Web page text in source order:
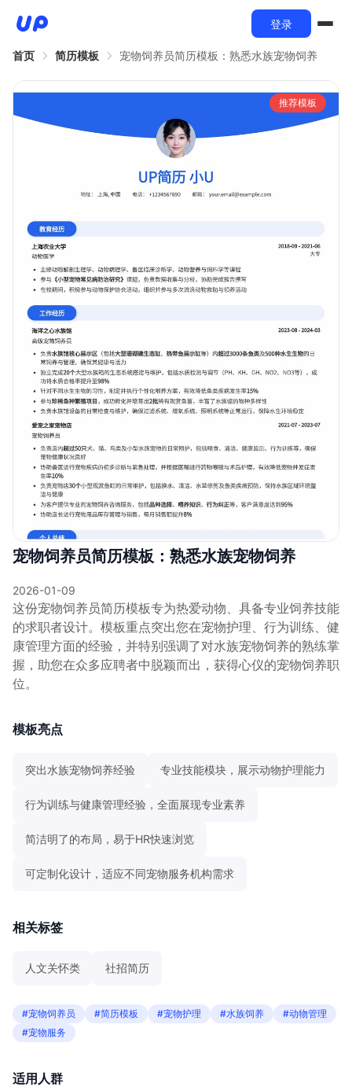
登录
首页 简历模板 宠物饲养员简历模板：熟悉水族宠物饲养
推荐模板
宠物饲养员简历模板：熟悉水族宠物饲养
2026-01-09
这份宠物饲养员简历模板专为热爱动物、具备专业饲养技能
的求职者设计。模板重点突出您在宠物护理、行为训练、健
康管理方面的经验，并特别强调了对水族宠物饲养的熟练掌
握，助您在众多应聘者中脱颖而出，获得心仪的宠物饲养职
位。
模板亮点
突出水族宠物饲养经验 专业技能模块，展示动物护理能力
行为训练与健康管理经验，全面展现专业素养
简洁明了的布局，易于HR快速浏览
可定制化设计，适应不同宠物服务机构需求
相关标签
人文关怀类 社招简历
#宠物饲养员 #简历模板 #宠物护理 #水族饲养
#动物管理
#宠物服务
适用人群